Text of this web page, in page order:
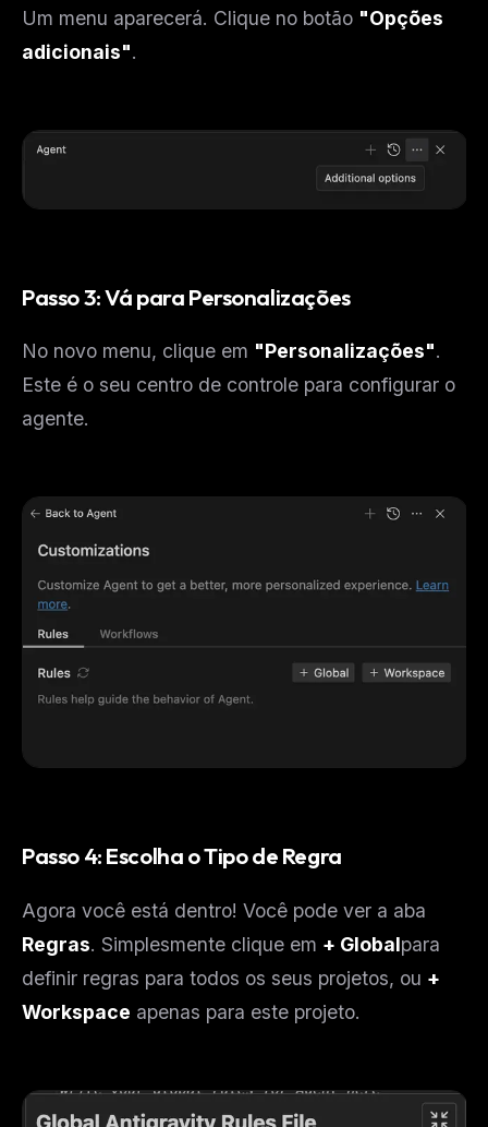
Um menu aparecerá. Clique no botão "Opções
adicionais".
Passo 3: Vá para Personalizações
No novo menu, clique em "Personalizações".
Este é o seu centro de controle para configurar o
agente.
Passo 4: Escolha o Tipo de Regra
Agora você está dentro! Você pode ver a aba
Regras. Simplesmente clique em + Globalpara
definir regras para todos os seus projetos, ou +
Workspace apenas para este projeto.